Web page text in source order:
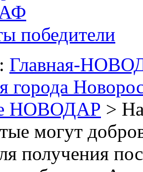
победители
Главная-
города
НОВОДАР >
могут
получения